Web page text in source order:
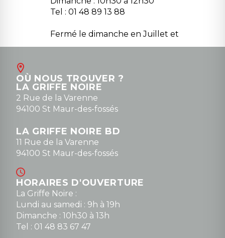
Tel : 01 48 89 13 88
Fermé le dimanche en Juillet et
Août
contact@la-griffe-noire.com
0148836747
OÙ NOUS TROUVER ?
LA GRIFFE NOIRE
2 Rue de la Varenne
94100 St Maur-des-fossés
LA GRIFFE NOIRE BD
11 Rue de la Varenne
94100 St Maur-des-fossés
HORAIRES D'OUVERTURE
La Griffe Noire :
Lundi au samedi : 9h à 19h
Dimanche : 10h30 à 13h
Tel : 01 48 83 67 47